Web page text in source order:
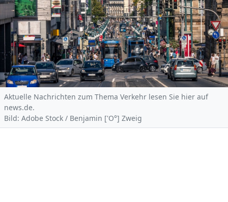
Aktuelle Nachrichten zum Thema Verkehr lesen Sie hier auf
news.de.
Bild: Adobe Stock / Benjamin ['O°] Zweig